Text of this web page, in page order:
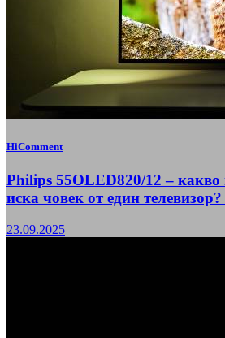
HiComment
Philips 55OLED820/12 – какво
иска човек от един
23.09.2025